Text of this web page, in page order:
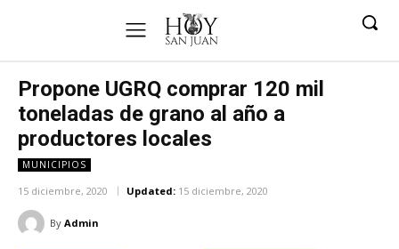
Propone UGRQ comprar 120 mil
toneladas de grano al año a
productores locales
MUNICIPIOS
15 diciembre, 2020 Updated: 15 diciembre, 2020
By Admin